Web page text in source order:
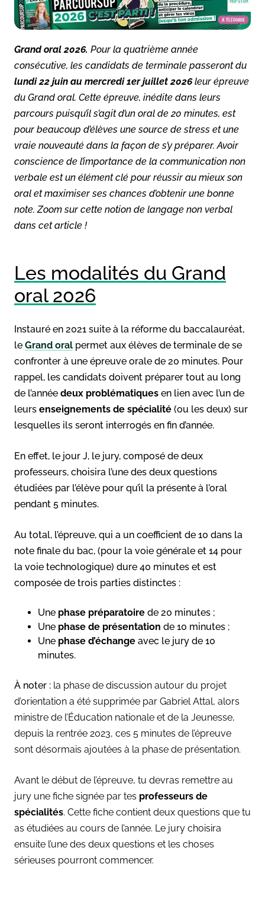
Grand oral 2026. Pour la quatrième année
consécutive, les candidats de terminale passeront du
lundi 22 juin au mercredi 1er juillet 2026leur épreuve
du Grand oral. Cette épreuve, inédite dans leurs
parcours puisqu’il s’agit d’un oral de 20 minutes, est
pour beaucoup d’élèves une source de stress et une
vraie nouveauté dans la façon de s’y préparer. Avoir
conscience de l’importance de la communication non
verbale est un élément clé pour réussir au mieux son
oral et maximiser ses chances d’obtenir une bonne
note. Zoom sur cette notion de langage non verbal
dans cet article !
Les modalités du Grand
oral 2026
Instauré en 2021 suite à la réforme du baccalauréat,
le Grand oral permet aux élèves de terminale de se
confronter à une épreuve orale de 20 minutes. Pour
rappel, les candidats doivent préparer tout au long
de l’année deux problématiques en lien avec l’un de
leurs enseignements de spécialité (ou les deux) sur
lesquelles ils seront interrogés en fin d’année.
En effet, le jour J, le jury, composé de deux
professeurs, choisira l’une des deux questions
étudiées par l’élève pour qu’il la présente à l’oral
pendant 5 minutes.
Au total, l’épreuve, qui a un coefficient de 10 dans la
note finale du bac, (pour la voie générale et 14 pour
la voie technologique) dure 40 minutes et est
composée de trois parties distinctes :
Une phase préparatoire de 20 minutes ;
Une phase de présentation de 10 minutes ;
Une phase d’échange avec le jury de 10
minutes.
À noter : la phase de discussion autour du projet
d’orientation a été supprimée par Gabriel Attal, alors
ministre de l’Éducation nationale et de la Jeunesse,
depuis la rentrée 2023, ces 5 minutes de l’épreuve
sont désormais ajoutées à la phase de présentation.
Avant le début de l’épreuve, tu devras remettre au
jury une fiche signée par tes professeurs de
spécialités. Cette fiche contient deux questions que tu
as étudiées au cours de l’année. Le jury choisira
ensuite l’une des deux questions et les choses
sérieuses pourront commencer.